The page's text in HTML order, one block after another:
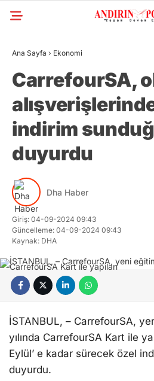
Ana Sayfa › Ekonomi
CarrefourSA,
indirim
duyurdu
Dha Haber
Giriş: 04-09-2024 09:43
Güncelleme: 04-09-2024 09:43
Kaynak: DHA
İSTANBUL, – CarrefourSA,
yılında CarrefourSA Kart ile
Eylül’ e kadar sürecek özel
duyurdu.